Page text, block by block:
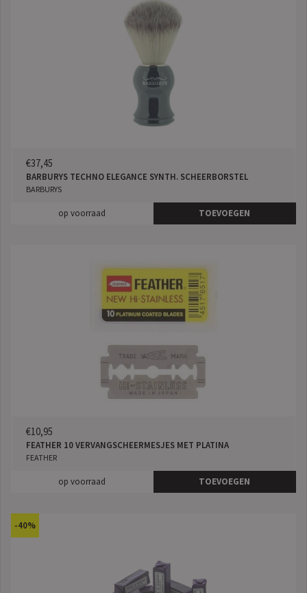
€37,45
BARBURYS TECHNO ELEGANCE SYNTH. SCHEERBORSTEL
BARBURYS
op voorraad TOEVOEGEN
€10,95
FEATHER 10 VERVANGSCHEERMESJES MET PLATINA
FEATHER
op voorraad TOEVOEGEN
-40%